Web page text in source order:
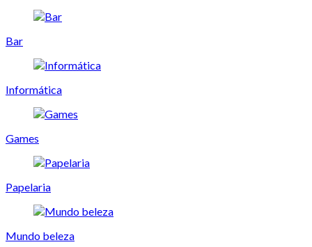
Bar
Informática
Games
Papelaria
Mundo beleza